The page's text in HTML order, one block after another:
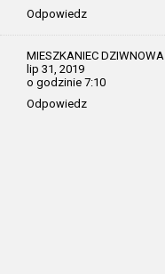
Odpowiedz
MIESZKANIEC DZIWNOWA
lip 31, 2019
o godzinie 7:10
Odpowiedz